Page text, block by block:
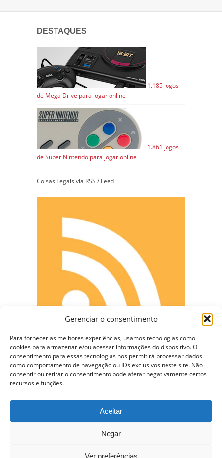
Gerenciar o consentimento
Para fornecer as melhores experiências, usamos tecnologias como
cookies para armazenar e/ou acessar informações do dispositivo. O
consentimento para essas tecnologias nos permitirá processar dados
como comportamento de navegação ou IDs exclusivos neste site. Não
consentir ou retirar o consentimento pode afetar negativamente certos
recursos e funções.
Aceitar
Negar
Ver preferências
DESTAQUES
1.185 jogos
de Mega Drive para jogar online
1.861 jogos
de Super Nintendo para jogar online
Coisas Legais via RSS / Feed
CONECTE-SE
Copyright © 2009 - 2023 Somente Coisas Legais.